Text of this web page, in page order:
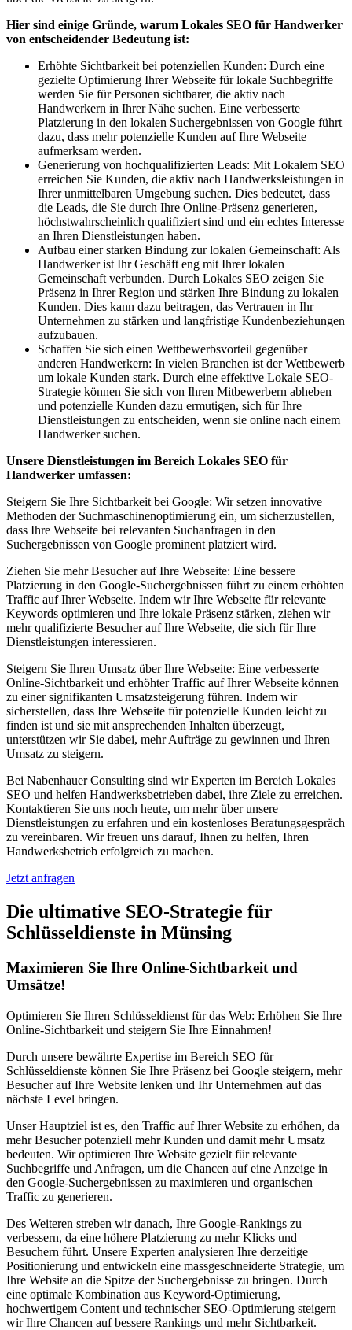
Hier sind einige Gründe, warum Lokales SEO für Handwerker
von entscheidender Bedeutung ist:
Erhöhte Sichtbarkeit bei potenziellen Kunden: Durch eine
gezielte Optimierung Ihrer Webseite für lokale Suchbegriffe
werden Sie für Personen sichtbarer, die aktiv nach
Handwerkern in Ihrer Nähe suchen. Eine verbesserte
Platzierung in den lokalen Suchergebnissen von Google führt
dazu, dass mehr potenzielle Kunden auf Ihre Webseite
aufmerksam werden.
Generierung von hochqualifizierten Leads: Mit Lokalem SEO
erreichen Sie Kunden, die aktiv nach Handwerksleistungen in
Ihrer unmittelbaren Umgebung suchen. Dies bedeutet, dass
die Leads, die Sie durch Ihre Online-Präsenz generieren,
höchstwahrscheinlich qualifiziert sind und ein echtes Interesse
an Ihren Dienstleistungen haben.
Aufbau einer starken Bindung zur lokalen Gemeinschaft: Als
Handwerker ist Ihr Geschäft eng mit Ihrer lokalen
Gemeinschaft verbunden. Durch Lokales SEO zeigen Sie
Präsenz in Ihrer Region und stärken Ihre Bindung zu lokalen
Kunden. Dies kann dazu beitragen, das Vertrauen in Ihr
Unternehmen zu stärken und langfristige Kundenbeziehungen
aufzubauen.
Schaffen Sie sich einen Wettbewerbsvorteil gegenüber
anderen Handwerkern: In vielen Branchen ist der Wettbewerb
um lokale Kunden stark. Durch eine effektive Lokale SEO-
Strategie können Sie sich von Ihren Mitbewerbern abheben
und potenzielle Kunden dazu ermutigen, sich für Ihre
Dienstleistungen zu entscheiden, wenn sie online nach einem
Handwerker suchen.
Unsere Dienstleistungen im Bereich Lokales SEO für
Handwerker umfassen:
Steigern Sie Ihre Sichtbarkeit bei Google: Wir setzen innovative
Methoden der Suchmaschinenoptimierung ein, um sicherzustellen,
dass Ihre Webseite bei relevanten Suchanfragen in den
Suchergebnissen von Google prominent platziert wird.
Ziehen Sie mehr Besucher auf Ihre Webseite: Eine bessere
Platzierung in den Google-Suchergebnissen führt zu einem erhöhten
Traffic auf Ihrer Webseite. Indem wir Ihre Webseite für relevante
Keywords optimieren und Ihre lokale Präsenz stärken, ziehen wir
mehr qualifizierte Besucher auf Ihre Webseite, die sich für Ihre
Dienstleistungen interessieren.
Steigern Sie Ihren Umsatz über Ihre Webseite: Eine verbesserte
Online-Sichtbarkeit und erhöhter Traffic auf Ihrer Webseite können
zu einer signifikanten Umsatzsteigerung führen. Indem wir
sicherstellen, dass Ihre Webseite für potenzielle Kunden leicht zu
finden ist und sie mit ansprechenden Inhalten überzeugt,
unterstützen wir Sie dabei, mehr Aufträge zu gewinnen und Ihren
Umsatz zu steigern.
Bei Nabenhauer Consulting sind wir Experten im Bereich Lokales
SEO und helfen Handwerksbetrieben dabei, ihre Ziele zu erreichen.
Kontaktieren Sie uns noch heute, um mehr über unsere
Dienstleistungen zu erfahren und ein kostenloses Beratungsgespräch
zu vereinbaren. Wir freuen uns darauf, Ihnen zu helfen, Ihren
Handwerksbetrieb erfolgreich zu machen.
Jetzt anfragen
Die ultimative SEO-Strategie für
Schlüsseldienste in Münsing
Maximieren Sie Ihre Online-Sichtbarkeit und
Umsätze!
Optimieren Sie Ihren Schlüsseldienst für das Web: Erhöhen Sie Ihre
Online-Sichtbarkeit und steigern Sie Ihre Einnahmen!
Durch unsere bewährte Expertise im Bereich SEO für
Schlüsseldienste können Sie Ihre Präsenz bei Google steigern, mehr
Besucher auf Ihre Website lenken und Ihr Unternehmen auf das
nächste Level bringen.
Unser Hauptziel ist es, den Traffic auf Ihrer Website zu erhöhen, da
mehr Besucher potenziell mehr Kunden und damit mehr Umsatz
bedeuten. Wir optimieren Ihre Website gezielt für relevante
Suchbegriffe und Anfragen, um die Chancen auf eine Anzeige in
den Google-Suchergebnissen zu maximieren und organischen
Traffic zu generieren.
Des Weiteren streben wir danach, Ihre Google-Rankings zu
verbessern, da eine höhere Platzierung zu mehr Klicks und
Besuchern führt. Unsere Experten analysieren Ihre derzeitige
Positionierung und entwickeln eine massgeschneiderte Strategie, um
Ihre Website an die Spitze der Suchergebnisse zu bringen. Durch
eine optimale Kombination aus Keyword-Optimierung,
hochwertigem Content und technischer SEO-Optimierung steigern
wir Ihre Chancen auf bessere Rankings und mehr Sichtbarkeit.